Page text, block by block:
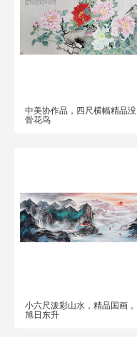
中美协作品，四尺横幅精品没
骨花鸟
小六尺泼彩山水，精品国画，
旭日东升